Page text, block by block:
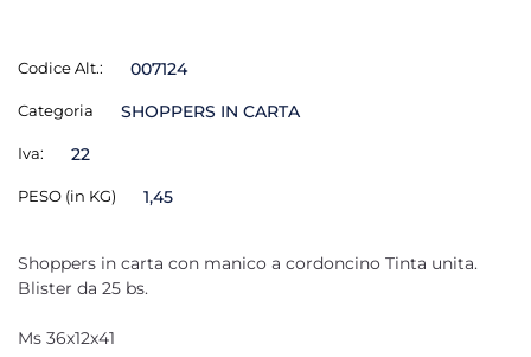
Codice Alt.: 007124
Categoria SHOPPERS IN CARTA
Iva: 22
PESO (in KG) 1,45
Shoppers in carta con manico a cordoncino Tinta unita.
Blister da 25 bs.
Ms 36x12x41